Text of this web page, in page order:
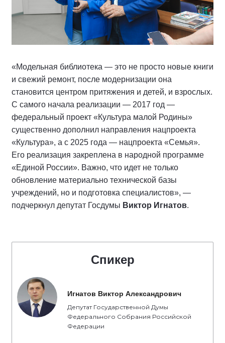
«Модельная библиотека — это не просто новые книги
и свежий ремонт, после модернизации она
становится центром притяжения и детей, и взрослых.
С самого начала реализации — 2017 год —
федеральный проект «Культура малой Родины»
существенно дополнил направления нацпроекта
«Культура», а с 2025 года — нацпроекта «Семья».
Его реализация закреплена в народной программе
«Единой России». Важно, что идет не только
обновление материально технической базы
учреждений, но и подготовка специалистов», —
подчеркнул депутат Госдумы Виктор Игнатов.
Спикер
Игнатов Виктор Александрович
Депутат Государственной Думы
Федерального Собрания Российской
Федерации